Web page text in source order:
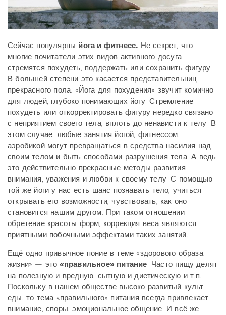
Сейчас популярны йога и фитнесс. Не секрет, что
многие почитатели этих видов активного досуга
стремятся похудеть, поддержать или сохранить фигуру.
В большей степени это касается представительниц
прекрасного пола. «Йога для похудения» звучит комично
для людей, глубоко понимающих йогу. Стремление
похудеть или откорректировать фигуру нередко связано
с неприятием своего тела, вплоть до ненависти к телу. В
этом случае, любые занятия йогой, фитнессом,
аэробикой могут превращаться в средства насилия над
своим телом и быть способами разрушения тела. А ведь
это действительно прекрасные методы развития
внимания, уважения и любви к своему телу. С помощью
той же йоги у нас есть шанс познавать тело, учиться
открывать его возможности, чувствовать, как оно
становится нашим другом. При таком отношении
обретение красоты форм, коррекция веса являются
приятными побочными эффектами таких занятий.
Ещё одно привычное поние в теме «здорового образа
жизни» — это «правильное» питание. Часто пищу делят
на полезную и вредную, сытную и диетическую и т.п.
Поскольку в нашем обществе высоко развитый культ
еды, то тема «правильного» питания всегда привлекает
внимание, споры, эмоциональное общение. И всё же